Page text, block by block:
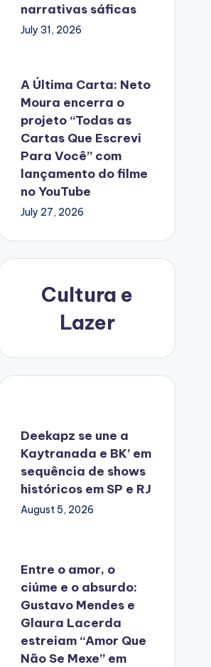
narrativas sáficas
July 31, 2026
A Última Carta: Neto
Moura encerra o
projeto “Todas as
Cartas Que Escrevi
Para Você” com
lançamento do filme
no YouTube
July 27, 2026
Cultura e
Lazer
Deekapz se une a
Kaytranada e BK’ em
sequência de shows
históricos em SP e RJ
August 5, 2026
Entre o amor, o
ciúme e o absurdo:
Gustavo Mendes e
Glaura Lacerda
estreiam “Amor Que
Não Se Mexe” em